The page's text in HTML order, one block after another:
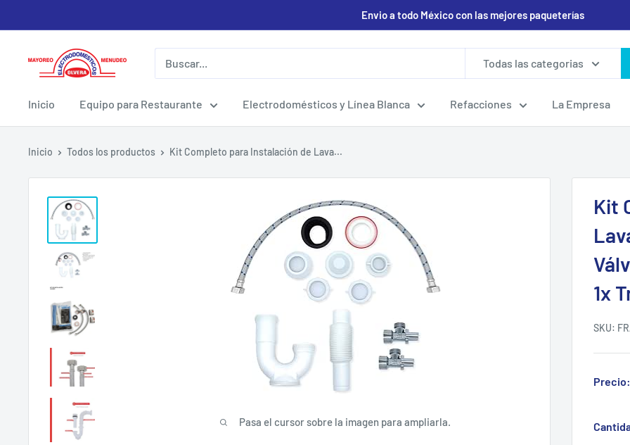
directamente
contenido
Envio a todo México con las mejores paqueterías
Electrodomesticos
Olvera
Todas las categorias
Inicio Equipo para Restaurante Electrodomésticos y Línea Blanca Refacciones La Empresa
Inicio Todos los productos Kit Completo para Instalación de Lava...
Pasa el cursor sobre la imagen para ampliarla.
Kit
1x
SKU:
Precio: